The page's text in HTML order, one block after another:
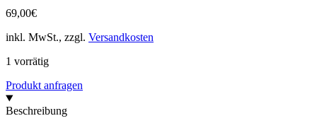
69,00€
inkl. MwSt., zzgl. Versandkosten
1 vorrätig
Produkt anfragen
Beschreibung